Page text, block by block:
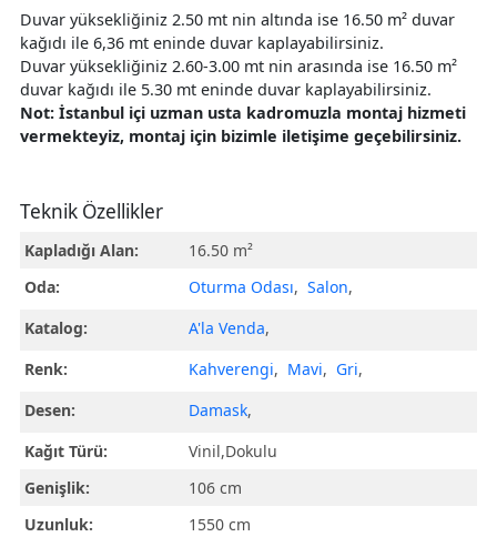
Duvar yüksekliğiniz 2.50 mt nin altında ise 16.50 m² duvar
kağıdı ile 6,36 mt eninde duvar kaplayabilirsiniz.
Duvar yüksekliğiniz 2.60-3.00 mt nin arasında ise 16.50 m²
duvar kağıdı ile 5.30 mt eninde duvar kaplayabilirsiniz.
Not: İstanbul içi uzman usta kadromuzla montaj hizmeti
vermekteyiz, montaj için bizimle iletişime geçebilirsiniz.
Teknik Özellikler
Kapladığı Alan:
16.50 m²
Oda:
Oturma Odası, Salon,
Katalog:
A'la Venda,
Renk:
Kahverengi, Mavi, Gri,
Desen:
Damask,
Kağıt Türü:
Vinil,Dokulu
Genişlik:
106 cm
Uzunluk:
1550 cm